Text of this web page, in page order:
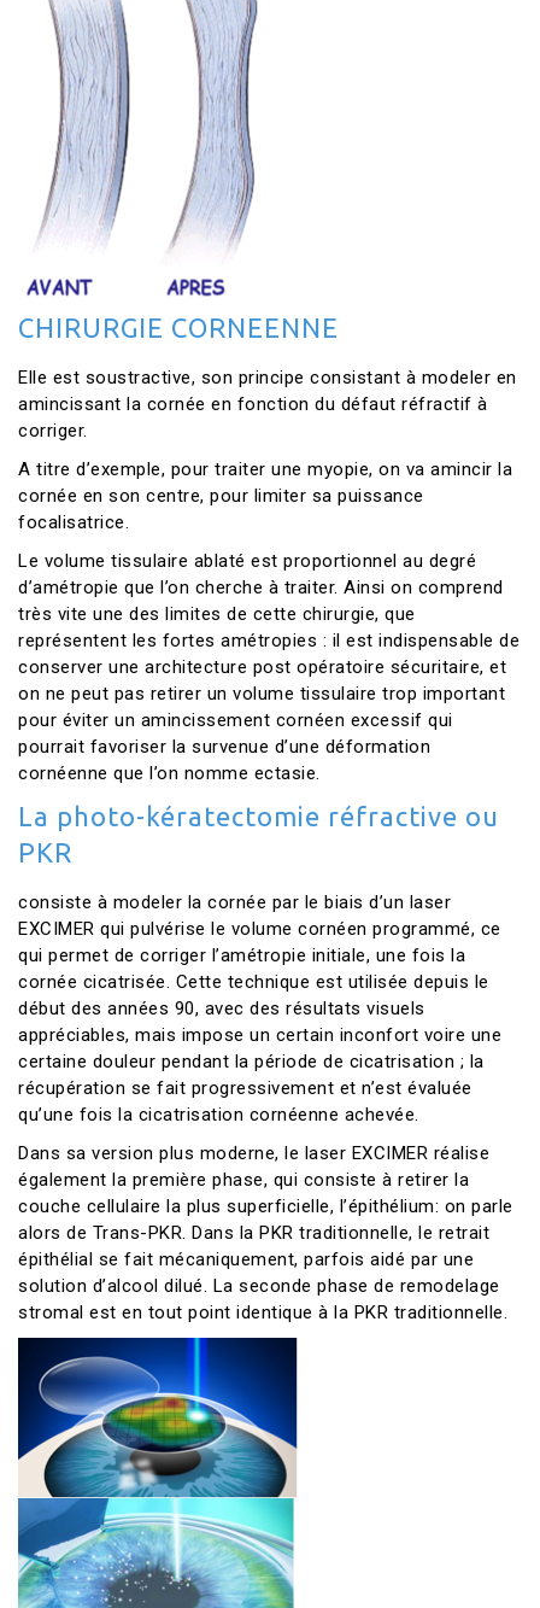
CHIRURGIE CORNEENNE
Elle est soustractive, son principe consistant à modeler en
amincissant la cornée en fonction du défaut réfractif à
corriger.
A titre d’exemple, pour traiter une myopie, on va amincir la
cornée en son centre, pour limiter sa puissance
focalisatrice.
Le volume tissulaire ablaté est proportionnel au degré
d’amétropie que l’on cherche à traiter. Ainsi on comprend
très vite une des limites de cette chirurgie, que
représentent les fortes amétropies : il est indispensable de
conserver une architecture post opératoire sécuritaire, et
on ne peut pas retirer un volume tissulaire trop important
pour éviter un amincissement cornéen excessif qui
pourrait favoriser la survenue d’une déformation
cornéenne que l’on nomme ectasie.
La photo-kératectomie réfractive ou
PKR
consiste à modeler la cornée par le biais d’un laser
EXCIMER qui pulvérise le volume cornéen programmé, ce
qui permet de corriger l’amétropie initiale, une fois la
cornée cicatrisée. Cette technique est utilisée depuis le
début des années 90, avec des résultats visuels
appréciables, mais impose un certain inconfort voire une
certaine douleur pendant la période de cicatrisation ; la
récupération se fait progressivement et n’est évaluée
qu’une fois la cicatrisation cornéenne achevée.
Dans sa version plus moderne, le laser EXCIMER réalise
également la première phase, qui consiste à retirer la
couche cellulaire la plus superficielle, l’épithélium: on parle
alors de Trans-PKR. Dans la PKR traditionnelle, le retrait
épithélial se fait mécaniquement, parfois aidé par une
solution d’alcool dilué. La seconde phase de remodelage
stromal est en tout point identique à la PKR traditionnelle.